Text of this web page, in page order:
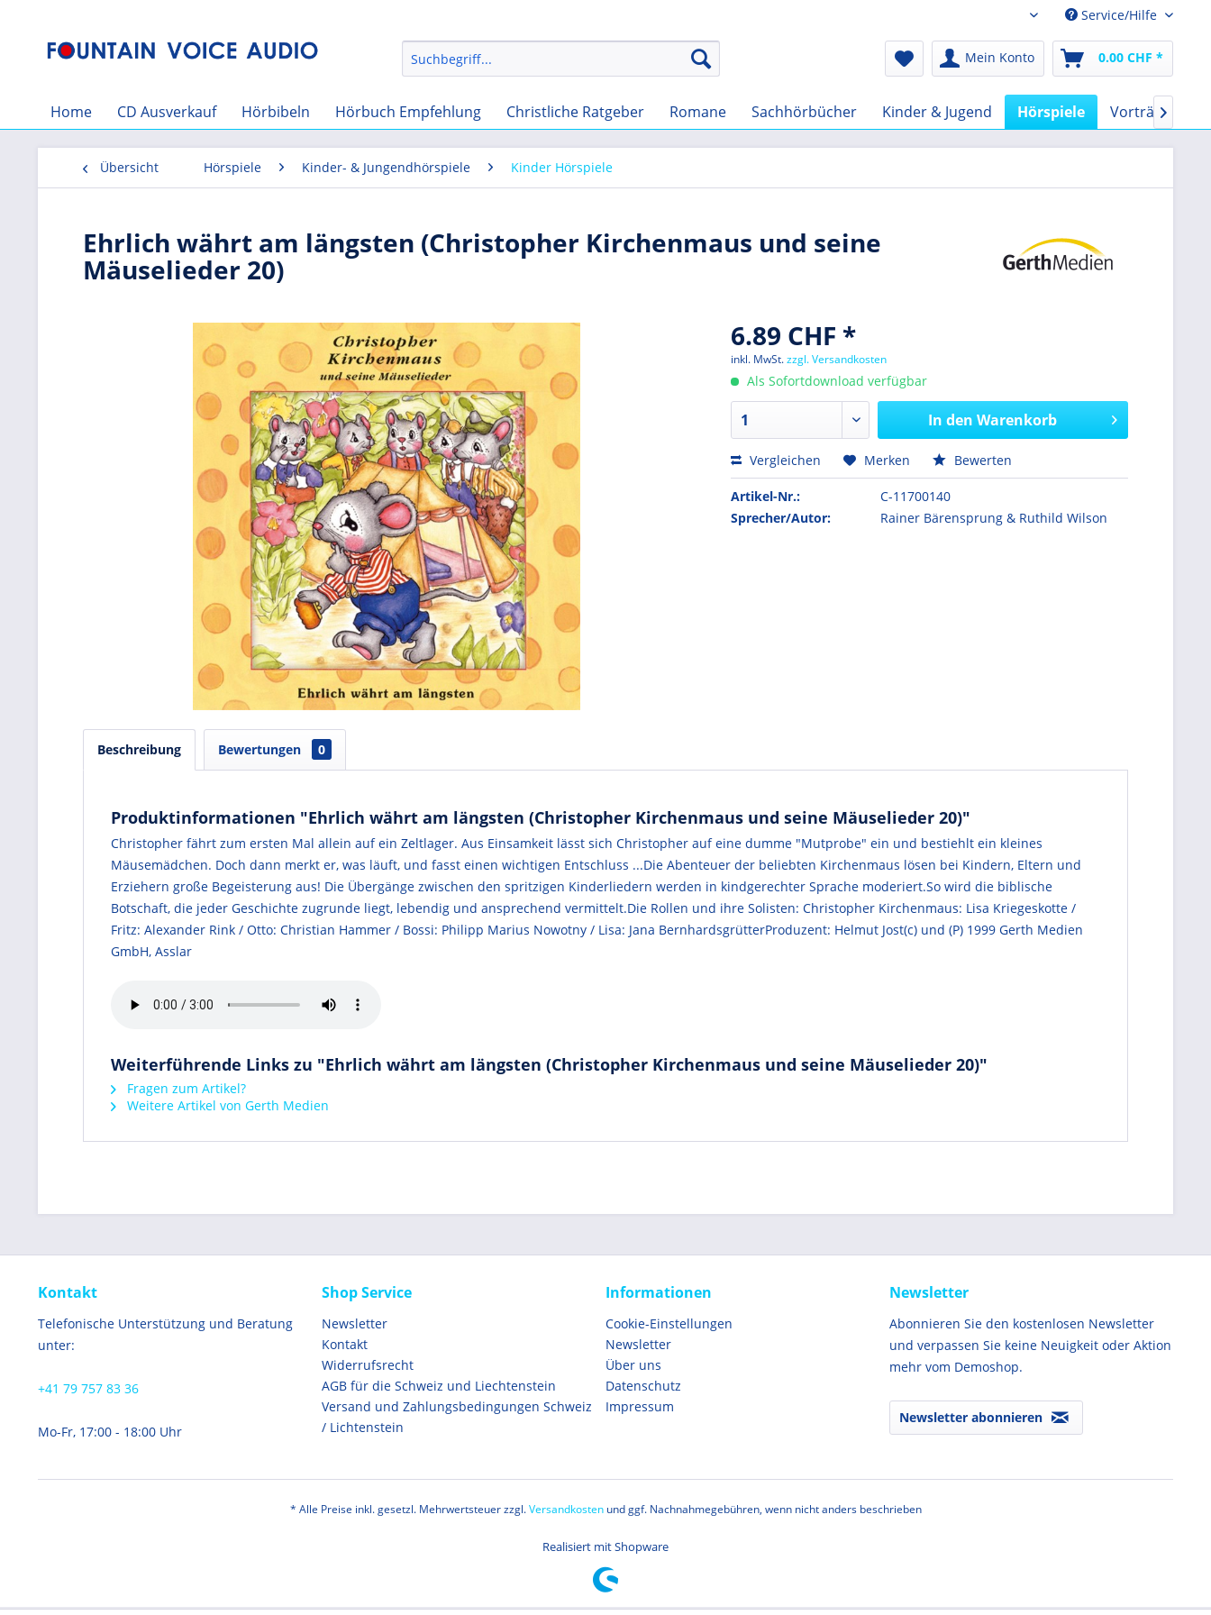
Audio-Book CHFService/Hilfe
Mein Konto 0.00 CHF *
Home CD Ausverkauf Hörbibeln Hörbuch Empfehlung Christliche Ratgeber Romane Sachhörbücher Kinder & Jugend Hörspiele Vorträge

Übersicht Hörspiele Kinder- & Jungendhörspiele Kinder Hörspiele
Ehrlich währt am längsten (Christopher Kirchenmaus und seine
Mäuselieder 20)
6.89 CHF *
inkl. MwSt.zzgl. Versandkosten
Als Sofortdownload verfügbar
In den Warenkorb
Vergleichen Merken Bewerten
Artikel-Nr.:
C-11700140
Sprecher/Autor:
Rainer Bärensprung & Ruthild Wilson
Beschreibung Bewertungen 0
Produktinformationen "Ehrlich währt am längsten (Christopher Kirchenmaus und seine Mäuselieder 20)"
Christopher fährt zum ersten Mal allein auf ein Zeltlager. Aus Einsamkeit lässt sich Christopher auf eine dumme "Mutprobe" ein und bestiehlt ein kleines
Mäusemädchen. Doch dann merkt er, was läuft, und fasst einen wichtigen Entschluss ...Die Abenteuer der beliebten Kirchenmaus lösen bei Kindern, Eltern und
Erziehern große Begeisterung aus! Die Übergänge zwischen den spritzigen Kinderliedern werden in kindgerechter Sprache moderiert.So wird die biblische
Botschaft, die jeder Geschichte zugrunde liegt, lebendig und ansprechend vermittelt.Die Rollen und ihre Solisten: Christopher Kirchenmaus: Lisa Kriegeskotte /
Fritz: Alexander Rink / Otto: Christian Hammer / Bossi: Philipp Marius Nowotny / Lisa: Jana BernhardsgrütterProduzent: Helmut Jost(c) und (P) 1999 Gerth Medien
GmbH, Asslar
Weiterführende Links zu "Ehrlich währt am längsten (Christopher Kirchenmaus und seine Mäuselieder 20)"
Fragen zum Artikel?
Weitere Artikel von Gerth Medien
Kontakt
Telefonische Unterstützung und Beratung
unter:
+41 79 757 83 36
Mo-Fr, 17:00 - 18:00 Uhr
Shop Service
Newsletter
Kontakt
Widerrufsrecht
AGB für die Schweiz und Liechtenstein
Versand und Zahlungsbedingungen Schweiz
/ Lichtenstein
Informationen
Cookie-Einstellungen
Newsletter
Über uns
Datenschutz
Impressum
Newsletter
Abonnieren Sie den kostenlosen Newsletter
und verpassen Sie keine Neuigkeit oder Aktion
mehr vom Demoshop.
Newsletter abonnieren
* Alle Preise inkl. gesetzl. Mehrwertsteuer zzgl.Versandkostenund ggf. Nachnahmegebühren, wenn nicht anders beschrieben
Realisiert mit Shopware